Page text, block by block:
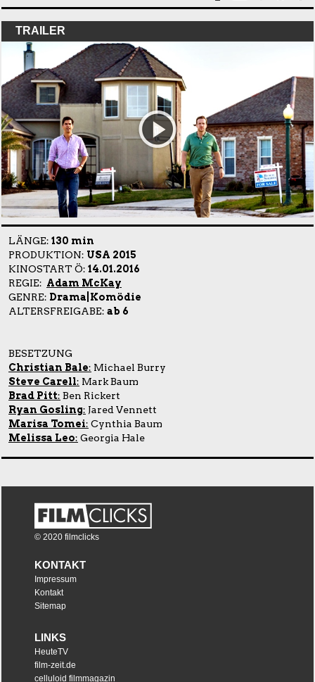
TRAILER
LÄNGE: 130 min
PRODUKTION: USA 2015
KINOSTART Ö: 14.01.2016
REGIE: Adam McKay
GENRE: Drama|Komödie
ALTERSFREIGABE: ab 6
BESETZUNG
Christian Bale: Michael Burry
Steve Carell: Mark Baum
Brad Pitt: Ben Rickert
Ryan Gosling: Jared Vennett
Marisa Tomei: Cynthia Baum
Melissa Leo: Georgia Hale
© 2020 filmclicks
KONTAKT
Impressum
Kontakt
Sitemap
LINKS
HeuteTV
film-zeit.de
celluloid filmmagazin